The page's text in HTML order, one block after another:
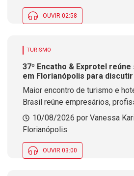
OUVIR 02:58
TURISMO
37º Encatho & Exprotel
em Florianópolis para
hospitalidade
Maior encontro de turismo e
Brasil reúne empresários,
e poder público em três dias
negócios e troca de
10/08/2026 por Vanessa
Florianópolis
OUVIR 03:00